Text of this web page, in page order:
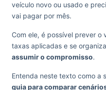
veículo novo ou usado e
vai pagar por mês.
Com ele, é possível prever o
taxas aplicadas e se
assumir o compromisso.
Entenda neste texto como a
guia para comparar